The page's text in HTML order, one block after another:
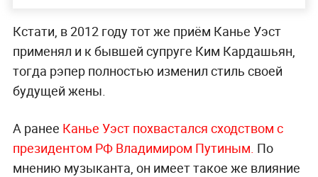
Кстати, в 2012 году тот же приём Канье Уэст
применял и к бывшей супруге Ким Кардашьян,
тогда рэпер полностью изменил стиль своей
будущей жены.
А ранее Канье Уэст похвастался сходством с
президентом РФ Владимиром Путиным. По
мнению музыканта, он имеет такое же влияние